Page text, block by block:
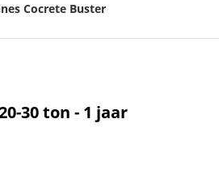
Cocrete Buster
30 ton - 1 jaar